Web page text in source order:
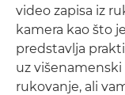
video zapisa iz
kamera kao što
predstavlja
uz
rukovanje, ali